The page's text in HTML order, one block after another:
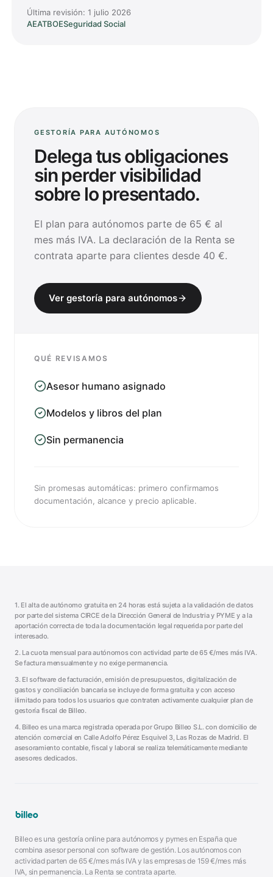
Última revisión: 1 julio 2026
AEATBOESeguridad Social
GESTORÍA PARA AUTÓNOMOS
Delega tus obligaciones
sin perder visibilidad
sobre lo presentado.
El plan para autónomos parte de 65 € al
mes más IVA. La declaración de la Renta se
contrata aparte para clientes desde 40 €.
Ver gestoría para autónomos
QUÉ REVISAMOS
Asesor humano asignado
Modelos y libros del plan
Sin permanencia
Sin promesas automáticas: primero confirmamos
documentación, alcance y precio aplicable.
1. El alta de autónomo gratuita en 24 horas está sujeta a la validación de datos
por parte del sistema CIRCE de la Dirección General de Industria y PYME y a la
aportación correcta de toda la documentación legal requerida por parte del
interesado.
2. La cuota mensual para autónomos con actividad parte de65 €/mes más IVA.
Se factura mensualmente y no exige permanencia.
3. El software de facturación, emisión de presupuestos, digitalización de
gastos y conciliación bancaria se incluye de forma gratuita y con acceso
ilimitado para todos los usuarios que contraten activamente cualquier plan de
gestoría fiscal de Billeo.
4. Billeo es una marca registrada operada porGrupo Billeo S.L. con domicilio de
atención comercial en Calle Adolfo Pérez Esquivel 3, Las Rozas de Madrid. El
asesoramiento contable, fiscal y laboral se realiza telemáticamente mediante
asesores dedicados.
Billeo es una gestoría online para autónomos y pymes en España que
combina asesor personal con software de gestión. Los autónomos con
actividad parten de 65€/mes más IVA y las empresas de 159€/mes más
IVA, sin permanencia. La Renta se contrata aparte.